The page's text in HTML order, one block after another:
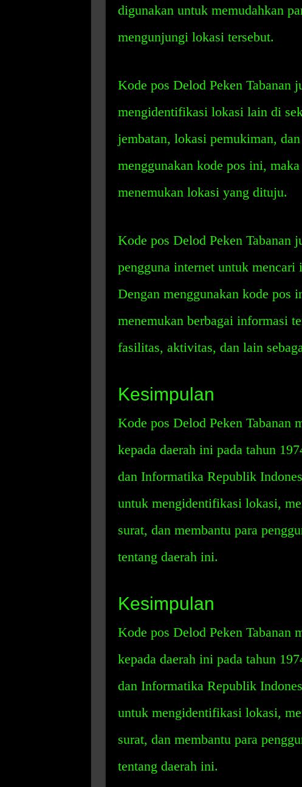
digunakan untuk memudahkan
mengunjungi lokasi tersebut.
Kode pos Delod Peken Tabanan
mengidentifikasi lokasi lain di
jembatan, lokasi pemukiman,
menggunakan kode pos ini,
menemukan lokasi yang dituju.
Kode pos Delod Peken Tabanan
pengguna internet untuk
Dengan menggunakan kode pos
menemukan berbagai informasi
fasilitas, aktivitas, dan lain
Kesimpulan
Kode pos Delod Peken Tabanan
kepada daerah ini pada tahun
dan Informatika Republik
untuk mengidentifikasi lokasi,
surat, dan membantu para
tentang daerah ini.
Kesimpulan
Kode pos Delod Peken Tabanan
kepada daerah ini pada tahun
dan Informatika Republik
untuk mengidentifikasi lokasi,
surat, dan membantu para
tentang daerah ini.